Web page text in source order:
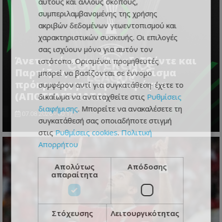
Άνετες νίκες για Άγιαξ, Τβέντε και
Παρτίζαν, οριακό προβάδισμα
πρόκρισης για την Μπράγκα
(ΑΠΟΤΕΛΕΣΜΑΤΑ)
07.08.2026 - 00:17
συμπεριλαμβανομένης της χρήσης
ακριβών δεδομένων γεωεντοπισμού και
χαρακτηριστικών συσκευής. Οι επιλογές
σας ισχύουν μόνο για αυτόν τον
ιστότοπο. Ορισμένοι προμηθευτές
μπορεί να βασίζονται σε έννομο
συμφέρον αντί για συγκατάθεση· έχετε το
δικαίωμα να αντιταχθείτε στις Ρυθμίσεις
διαφήμισης. Μπορείτε να ανακαλέσετε τη
συγκατάθεσή σας οποιαδήποτε στιγμή
στιςΡυθμίσεις cookies.Πολιτική
Απορρήτου
Απολύτως
απαραίτητα
Απόδοσης
Στόχευσης Λειτουργικότητας